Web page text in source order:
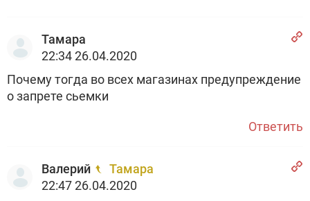
Тамара
22:34 26.04.2020
Почему тогда во всех магазинах предупреждение
о запрете сьемки
Ответить
Валерий
Тамара
22:47 26.04.2020